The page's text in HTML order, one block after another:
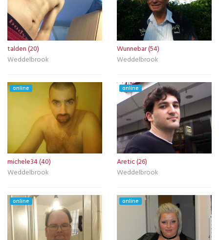
talden (20)
Weddelbrook
Wunnebar (54)
Weddelbrook
online
michele34 (40)
Weddelbrook
online
Aretic (26)
Weddelbrook
online online